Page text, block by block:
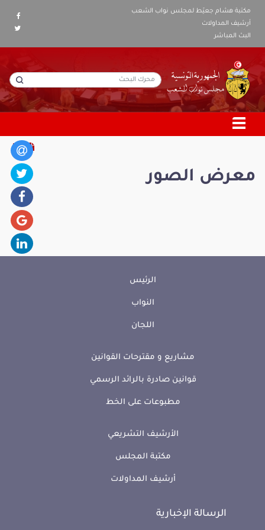
مكتبة هشام جعيّط لمجلس نواب الشعب
أرشيف المداولات
البث المباشر
معرض الصور
الرئيس
النواب
اللجان
مشاريع و مقترحات القوانين
قوانين صادرة بالرائد الرسمي
مطبوعات على الخط
الأرشيف التشريعي
مكتبة المجلس
أرشيف المداولات
الرسالة الإخبارية